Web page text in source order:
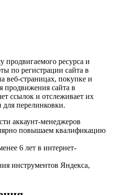
продвигаемого ресурса и
по регистрации сайта в
веб-страницах, покупке и
продвижения сайта в
ссылок и отслеживает их
для перелинковки.
аккаунт-менеджеров
повышаем квалификацию
6 лет в интернет-
Яндекса,